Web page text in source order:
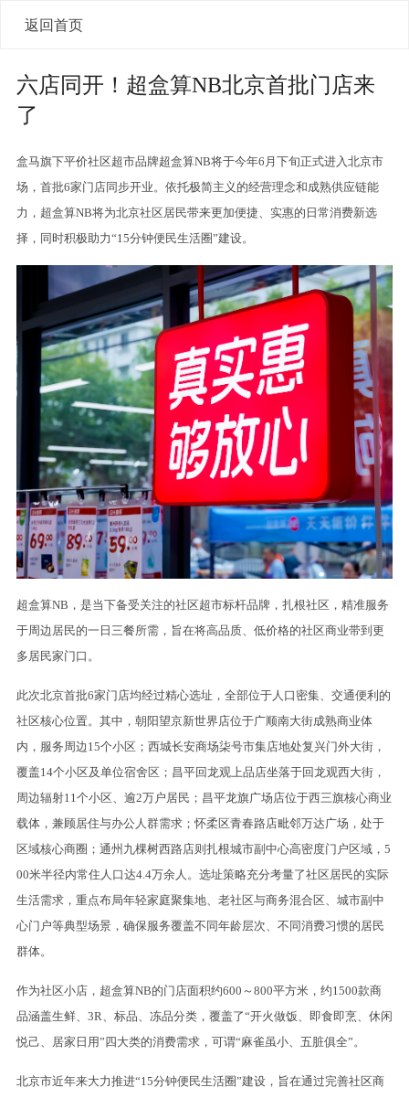
返回首页
六店同开！超盒算NB北京首批门店来
了
盒马旗下平价社区超市品牌超盒算NB将于今年6月下旬正式进入北京市
场，首批6家门店同步开业。依托极简主义的经营理念和成熟供应链能
力，超盒算NB将为北京社区居民带来更加便捷、实惠的日常消费新选
择，同时积极助力“15分钟便民生活圈”建设。
超盒算NB，是当下备受关注的社区超市标杆品牌，扎根社区，精准服务
于周边居民的一日三餐所需，旨在将高品质、低价格的社区商业带到更
多居民家门口。
此次北京首批6家门店均经过精心选址，全部位于人口密集、交通便利的
社区核心位置。其中，朝阳望京新世界店位于广顺南大街成熟商业体
内，服务周边15个小区；西城长安商场柒号市集店地处复兴门外大街，
覆盖14个小区及单位宿舍区；昌平回龙观上品店坐落于回龙观西大街，
周边辐射11个小区、逾2万户居民；昌平龙旗广场店位于西三旗核心商业
载体，兼顾居住与办公人群需求；怀柔区青春路店毗邻万达广场，处于
区域核心商圈；通州九棵树西路店则扎根城市副中心高密度门户区域，5
00米半径内常住人口达4.4万余人。选址策略充分考量了社区居民的实际
生活需求，重点布局年轻家庭聚集地、老社区与商务混合区、城市副中
心门户等典型场景，确保服务覆盖不同年龄层次、不同消费习惯的居民
群体。
作为社区小店，超盒算NB的门店面积约600～800平方米，约1500款商
品涵盖生鲜、3R、标品、冻品分类，覆盖了“开火做饭、即食即烹、休闲
悦己、居家日用”四大类的消费需求，可谓“麻雀虽小、五脏俱全”。
北京市近年来大力推进“15分钟便民生活圈”建设，旨在通过完善社区商